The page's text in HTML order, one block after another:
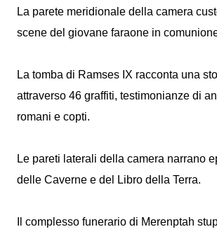
La parete meridionale della camera
scene del giovane faraone in
La tomba di Ramses IX racconta una
attraverso 46 graffiti, testimonianze di
romani e copti.
Le pareti laterali della camera narrano
delle Caverne e del Libro della Terra.
Il complesso funerario di Merenptah